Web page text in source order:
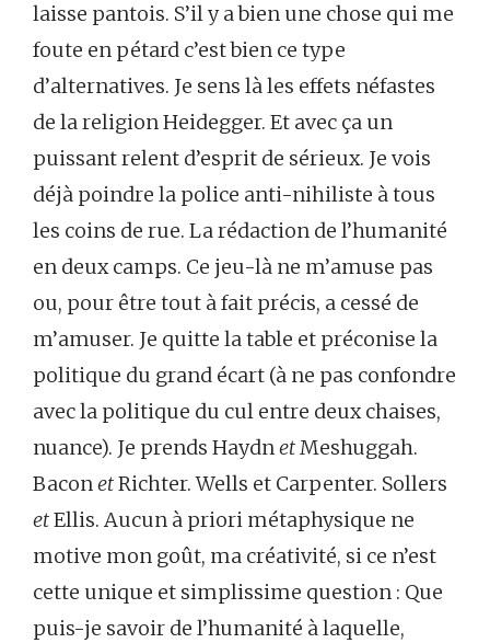
laisse pantois. S’il y a bien une chose qui me
foute en pétard c’est bien ce type
d’alternatives. Je sens là les effets néfastes
de la religion Heidegger. Et avec ça un
puissant relent d’esprit de sérieux. Je vois
déjà poindre la police anti-nihiliste à tous
les coins de rue. La rédaction de l’humanité
en deux camps. Ce jeu-là ne m’amuse pas
ou, pour être tout à fait précis, a cessé de
m’amuser. Je quitte la table et préconise la
politique du grand écart (à ne pas confondre
avec la politique du cul entre deux chaises,
nuance). Je prends HaydnetMeshuggah.
BaconetRichter. Wells et Carpenter. Sollers
etEllis. Aucun à priori métaphysique ne
motive mon goût, ma créativité, si ce n’est
cette unique et simplissime question : Que
puis-je savoir de l’humanité à laquelle,